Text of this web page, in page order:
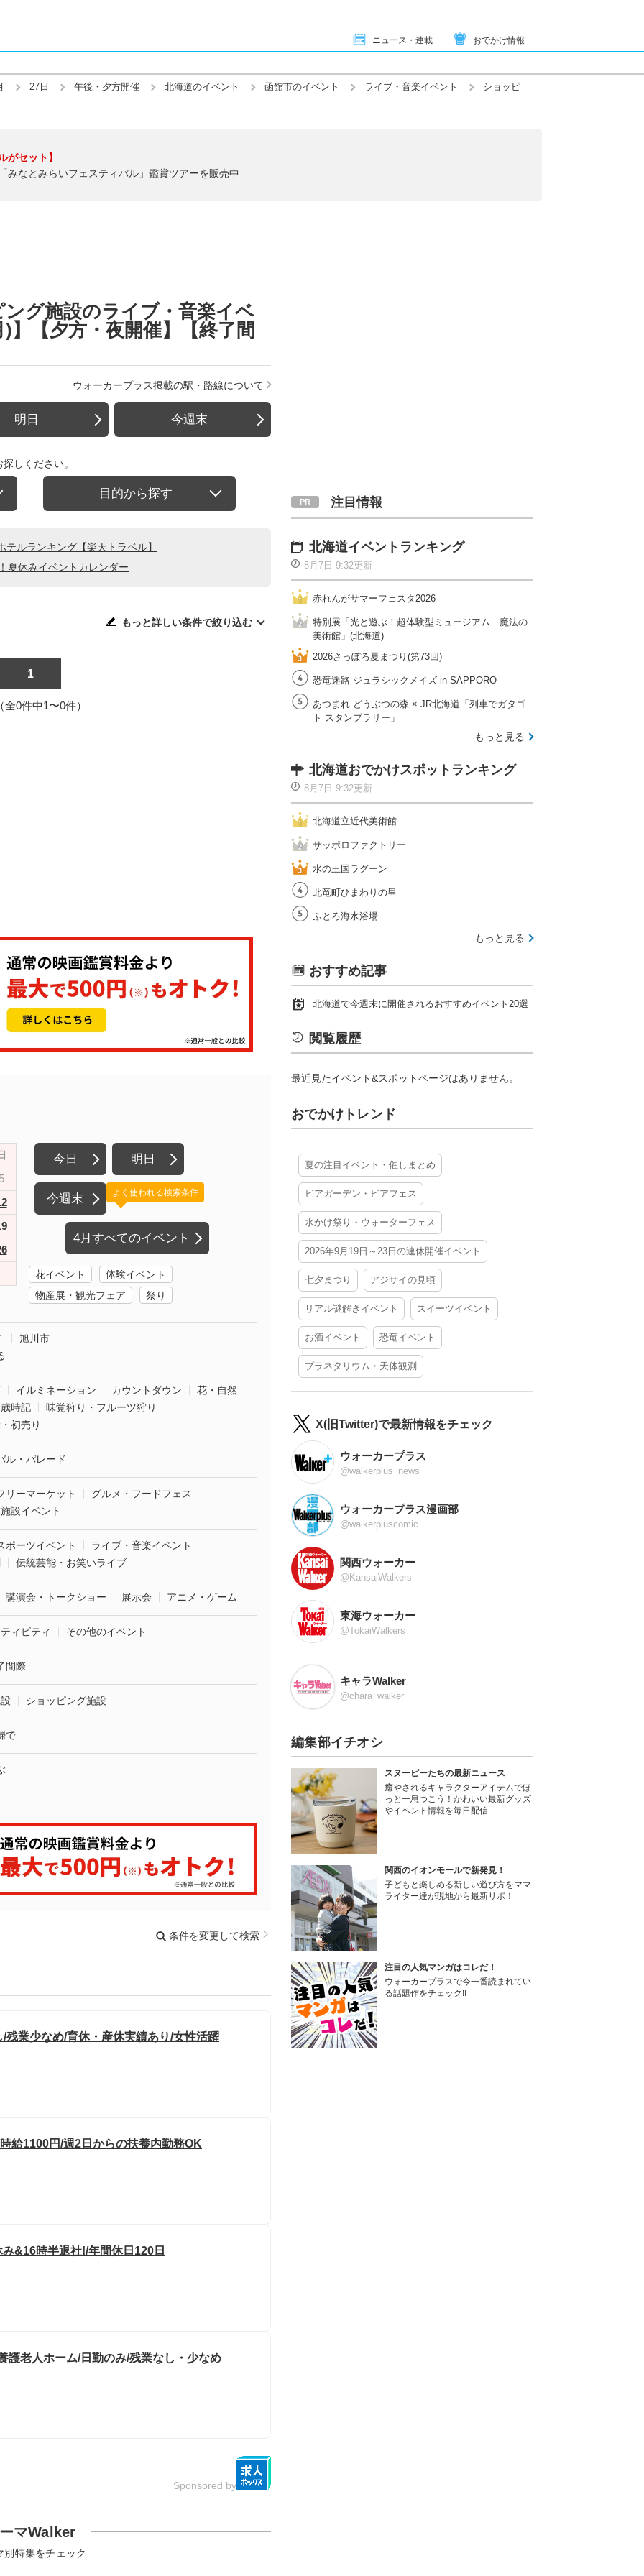
ニュース・連載 おでかけ情報
27日 午後・夕方開催 北海道のイベント 函館市のイベント ライブ・音楽イベント ショッピ
がセット】
みなとみらいフェスティバル」鑑賞ツアーを販売中
グ施設のライブ・音楽イベ
】【夕方・夜開催】【終了間
ウォーカープラス掲載の駅・路線について
明日 今週末
しください。
目的から探す
ルランキング【楽天トラベル】
夏休みイベントカレンダー
もっと詳しい条件で絞り込む
1
全0件中1〜0件）
今日 明日
今週末
4月すべてのイベント
よく使われる検索条件
花イベント
体験イベント
物産展・観光フェア
祭り
旭川市
イルミネーション カウントダウン
花・自然
時記
味覚狩り・フルーツ狩り
初売り
ル・パレード
リーマーケット
グルメ・フードフェス
設イベント
ポーツイベント
ライブ・音楽イベント
伝統芸能・お笑いライブ
講演会・トークショー 展示会 アニメ・ゲーム
ィビティ その他のイベント
間際
ショッピング施設
で
条件を変更して検索
業少なめ/育休・産休実績あり/女性活躍
給1100円/週2日からの扶養内勤務OK
&16時半退社!/年間休日120日
護老人ホーム/日勤のみ/残業なし・少なめ
Sponsored by
マWalker
別特集をチェック
注目情報
北海道イベントランキング
8月7日 9:32更新
赤れんがサマーフェスタ2026
特別展「光と遊ぶ！超体験型ミュージアム 魔法の
美術館」(北海道)
2026さっぽろ夏まつり(第73回)
恐竜迷路 ジュラシックメイズ in SAPPORO
あつまれ どうぶつの森 × JR北海道「列車でガタゴ
ト スタンプラリー」
もっと見る
北海道おでかけスポットランキング
8月7日 9:32更新
北海道立近代美術館
サッポロファクトリー
水の王国ラグーン
北竜町ひまわりの里
ふとろ海水浴場
もっと見る
おすすめ記事
北海道で今週末に開催されるおすすめイベント20選
閲覧履歴
最近見たイベント&スポットページはありません。
おでかけトレンド
夏の注目イベント・催しまとめ
ビアガーデン・ビアフェス
水かけ祭り・ウォーターフェス
2026年9月19日～23日の連休開催イベント
七夕まつり アジサイの見頃
リアル謎解きイベント スイーツイベント
お酒イベント 恐竜イベント
プラネタリウム・天体観測
X(旧Twitter)で最新情報をチェック
ウォーカープラス
@walkerplus_news
ウォーカープラス漫画部
@walkerpluscomic
関西ウォーカー
@KansaiWalkers
東海ウォーカー
@TokaiWalkers
キャラWalker
@chara_walker_
編集部イチオシ
スヌーピーたちの最新ニュース
癒やされるキャラクターアイテムでほ
っと一息つこう！かわいい最新グッズ
やイベント情報を毎日配信
関西のイオンモールで新発見！
子どもと楽しめる新しい遊び方をママ
ライター達が現地から最新リポ！
注目の人気マンガはコレだ！
ウォーカープラスで今一番読まれてい
る話題作をチェック!!